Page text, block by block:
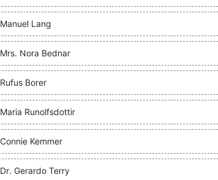
Manuel Lang
Mrs. Nora Bednar
Rufus Borer
Maria Runolfsdottir
Connie Kemmer
Dr. Gerardo Terry